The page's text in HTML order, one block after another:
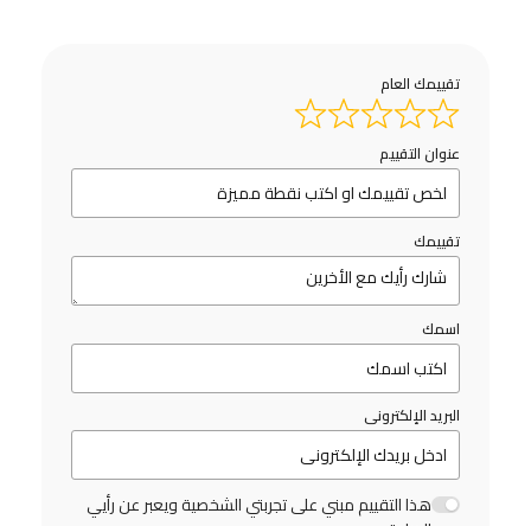
تقييمك العام
عنوان التقييم
تقييمك
اسمك
البريد الإلكترونى
هذا التقييم مبني على تجربتي الشخصية ويعبر عن رأيي